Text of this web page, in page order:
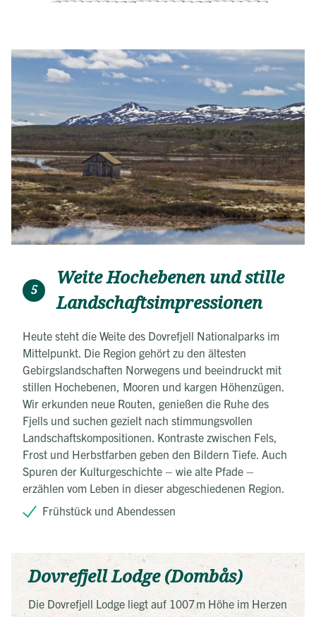
5
Weite Hochebenen und stille
Landschaftsimpressionen
Heute steht die Weite des Dovrefjell Nationalparks im
Mittelpunkt. Die Region gehört zu den ältesten
Gebirgslandschaften Norwegens und beeindruckt mit
stillen Hochebenen, Mooren und kargen Höhenzügen.
Wir erkunden neue Routen, genießen die Ruhe des
Fjells und suchen gezielt nach stimmungsvollen
Landschaftskompositionen. Kontraste zwischen Fels,
Frost und Herbstfarben geben den Bildern Tiefe. Auch
Spuren der Kulturgeschichte – wie alte Pfade –
erzählen vom Leben in dieser abgeschiedenen Region.
Frühstück und Abendessen
Dovrefjell Lodge (Dombås)
Die Dovrefjell Lodge liegt auf 1007 m Höhe im Herzen